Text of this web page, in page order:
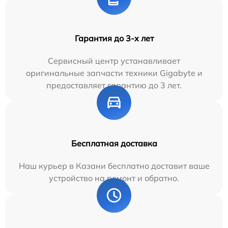
Гарантия до 3-х лет
Сервисный центр устанавливает
оригинальные запчасти техники Gigabyte и
предоставляет гарантию до 3 лет.
Бесплатная доставка
Наш курьер в Казани бесплатно доставит ваше
устройство на ремонт и обратно.